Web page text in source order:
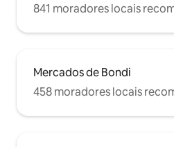
841 moradores locais
Mercados de Bondi
458 moradores locais